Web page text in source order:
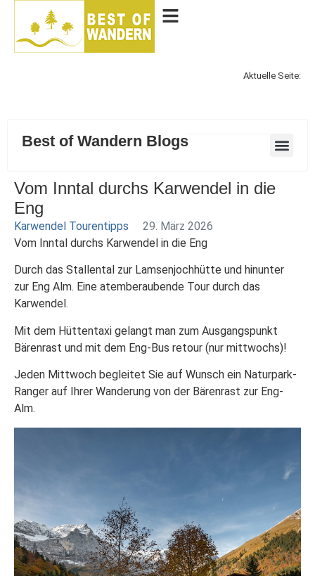
Aktuelle Seite:
Best of Wandern Blogs
Vom Inntal durchs Karwendel in die
Eng
Karwendel Tourentipps
29. März 2026
Vom Inntal durchs Karwendel in die Eng
Durch das Stallental zur Lamsenjochhütte und hinunter
zur Eng Alm. Eine atemberaubende Tour durch das
Karwendel.
Mit dem Hüttentaxi gelangt man zum Ausgangspunkt
Bärenrast und mit dem Eng-Bus retour (nur mittwochs)!
Jeden Mittwoch begleitet Sie auf Wunsch ein Naturpark-
Ranger auf Ihrer Wanderung von der Bärenrast zur Eng-
Alm.